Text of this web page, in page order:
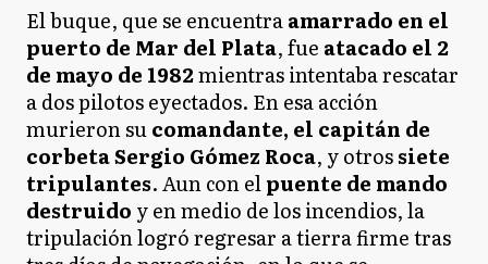
El buque, que se encuentraamarrado en el
puerto de Mar del Plata, fue atacado el 2
de mayo de 1982mientras intentaba rescatar
a dos pilotos eyectados. En esa acción
murieron sucomandante, el capitán de
corbeta Sergio Gómez Roca, y otrossiete
tripulantes. Aun con elpuente de mando
destruido y en medio de los incendios, la
tripulación logró regresar a tierra firme tras